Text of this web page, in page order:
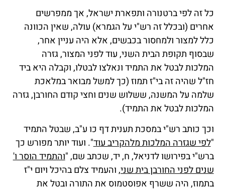
כל זה לפי ברטנורה ותפארת ישראל, אך ממפרשים
אחרים (ובכלל זה רש"י על הגמרא) עולה, שאין הכוונה
כלל למצור ולמחסור בכבשים, אלא היה עניין אחר,
שבסוף תקופת הבית השני, עוד לפני המצור, גזרה
המלכות לבטל את התמיד ונאלצו לבטלו, וקבלה היא ביד
חז"ל שהיה זה בי"ז תמוז (כך למשל מבואר במלאכת
שלמה על המשנה, ששלוש שנים וחצי קודם החורבן, גזרה
המלכות לבטל את התמיד).
וכך כותב רש"י במסכת תענית דף כו ע"ב, שבטל התמיד
"לפי שגזרה המלכות מלהקריב עוד". ועוד יותר מפורש כך
ברש"י בפירושו לדניאל, ח, יד, שכתב שם, "והתמיד הוסר ו'
שנים לפני החורבן בית שני,והעמיד צלם בהיכל ויום י"ז
בתמוז, היה ששרף אפוסטמוס את התורה ובטל את